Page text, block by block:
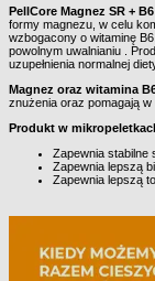
OPIS
PellCore Magnez SR + B6
formy magnezu, w celu
wzbogacony o witaminę
powolnym uwalnianiu .
uzupełnienia normalnej
Magnez oraz witamina
znużenia oraz pomagają
Produkt w
Zapewnia stabilne
Zapewnia lepszą
Zapewnia lepszą